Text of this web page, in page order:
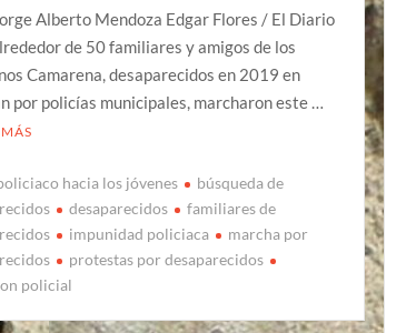
Alberto Mendoza Edgar Flores / El Diario
de 50 familiares y amigos de los
Camarena, desaparecidos en 2019 en
por policías municipales, marcharon este …
hacia los jóvenes
búsqueda de
desaparecidos
familiares de
impunidad policiaca
marcha por
protestas por desaparecidos
policial